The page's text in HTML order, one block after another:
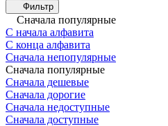
Фильтр
Сначала популярные
С начала алфавита
С конца алфавита
Сначала непопулярные
Сначала популярные
Сначала дешевые
Сначала дорогие
Сначала недоступные
Сначала доступные